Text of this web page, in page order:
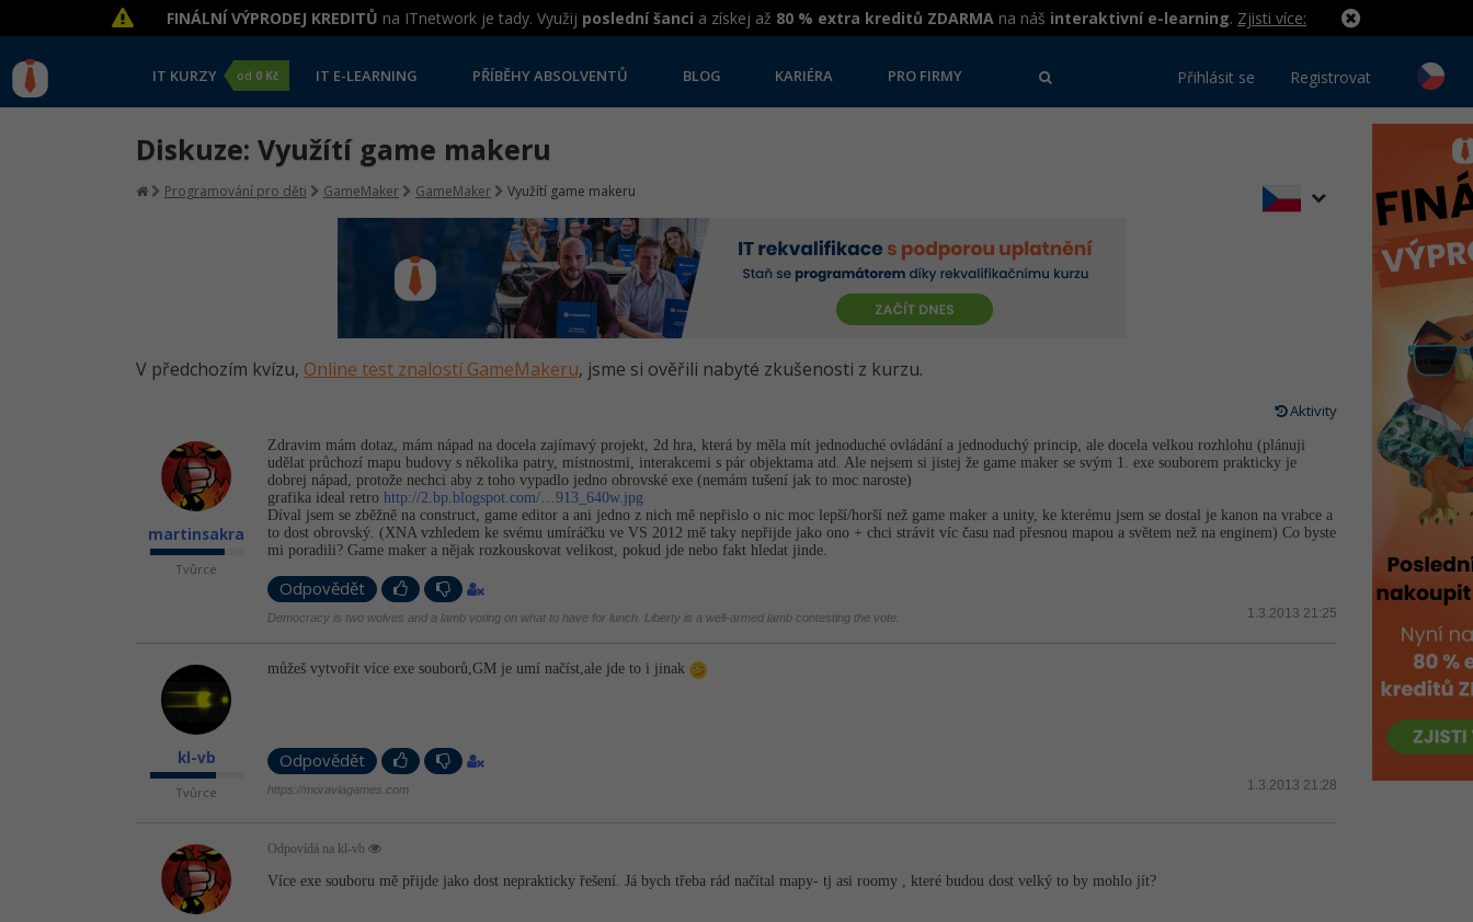
FINÁLNÍ VÝPRODEJ KREDITŮ na ITnetwork je tady. Využij poslední šanci a získej až 80 % extra kreditů ZDARMA na náš interaktivní e-learning. Zjisti více:
IT KURZY od 0 Kč IT E-LEARNING PŘÍBĚHY ABSOLVENTŮ BLOG KARIÉRA PRO FIRMY Přihlásit se Registrovat
Diskuze: Využítí game makeru
Programování pro děti GameMaker GameMaker Využítí game makeru
V předchozím kvízu, Online test znalostí GameMakeru, jsme si ověřili nabyté zkušenosti z kurzu.
Aktivity
martinsakra
Tvůrce
Zdravim mám dotaz, mám nápad na docela zajímavý projekt, 2d hra, která by měla mít jednoduché ovládání a jednoduchý princip, ale docela velkou rozhlohu (plánuji
udělat průchozí mapu budovy s několika patry, místnostmi, interakcemi s pár objektama atd. Ale nejsem si jistej že game maker se svým 1. exe souborem prakticky je
dobrej nápad, protože nechci aby z toho vypadlo jedno obrovské exe (nemám tušení jak to moc naroste)
grafika ideal retro http://2.bp.blogspot.com/…913_640w.jpg
Díval jsem se zběžně na construct, game editor a ani jedno z nich mě nepřislo o nic moc lepší/horší než game maker a unity, ke kterému jsem se dostal je kanon na vrabce a
to dost obrovský. (XNA vzhledem ke svému umíráčku ve VS 2012 mě taky nepřijde jako ono + chci strávit víc času nad přesnou mapou a světem než na enginem) Co byste
mi poradili? Game maker a nějak rozkouskovat velikost, pokud jde nebo fakt hledat jinde.
Odpovědět
1.3.2013 21:25
Democracy is two wolves and a lamb voting on what to have for lunch. Liberty is a well-armed lamb contesting the vote.
kl-vb
Tvůrce
můžeš vytvořit více exe souborů,GM je umí načíst,ale jde to i jinak
Odpovědět
1.3.2013 21:28
https://moraviagames.com
Odpovídá na kl-vb
Více exe souboru mě přijde jako dost neprakticky řešení. Já bych třeba rád načítal mapy- tj asi roomy , které budou dost velký to by mohlo jít?